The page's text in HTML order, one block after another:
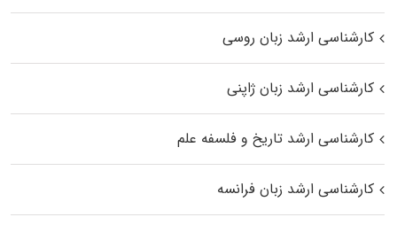
کارشناسی ارشد زبان روسی
کارشناسی ارشد زبان ژاپنی
کارشناسی ارشد تاریخ و فلسفه علم
کارشناسی ارشد زبان فرانسه